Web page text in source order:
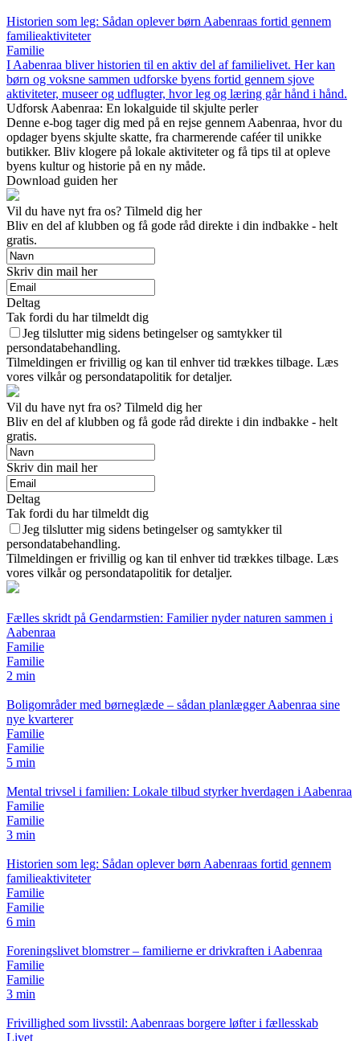
Historien som leg: Sådan oplever børn Aabenraas fortid gennem
familieaktiviteter
Familie
I Aabenraa bliver historien til en aktiv del af familielivet. Her kan
børn og voksne sammen udforske byens fortid gennem sjove
aktiviteter, museer og udflugter, hvor leg og læring går hånd i hånd.
Udforsk Aabenraa: En lokalguide til skjulte perler
Denne e-bog tager dig med på en rejse gennem Aabenraa, hvor du
opdager byens skjulte skatte, fra charmerende caféer til unikke
butikker. Bliv klogere på lokale aktiviteter og få tips til at opleve
byens kultur og historie på en ny måde.
Download guiden her
Vil du have nyt fra os? Tilmeld dig her
Bliv en del af klubben og få gode råd direkte i din indbakke - helt
gratis.
Skriv din mail her
Deltag
Tak fordi du har tilmeldt dig
Jeg tilslutter mig sidens betingelser og samtykker til
persondatabehandling.
Tilmeldingen er frivillig og kan til enhver tid trækkes tilbage. Læs
vores vilkår og persondatapolitik for detaljer.
Vil du have nyt fra os? Tilmeld dig her
Bliv en del af klubben og få gode råd direkte i din indbakke - helt
gratis.
Skriv din mail her
Deltag
Tak fordi du har tilmeldt dig
Jeg tilslutter mig sidens betingelser og samtykker til
persondatabehandling.
Tilmeldingen er frivillig og kan til enhver tid trækkes tilbage. Læs
vores vilkår og persondatapolitik for detaljer.
Fælles skridt på Gendarmstien: Familier nyder naturen sammen i
Aabenraa
Familie
Familie
2 min
Boligområder med børneglæde – sådan planlægger Aabenraa sine
nye kvarterer
Familie
Familie
5 min
Mental trivsel i familien: Lokale tilbud styrker hverdagen i Aabenraa
Familie
Familie
3 min
Historien som leg: Sådan oplever børn Aabenraas fortid gennem
familieaktiviteter
Familie
Familie
6 min
Foreningslivet blomstrer – familierne er drivkraften i Aabenraa
Familie
Familie
3 min
Frivillighed som livsstil: Aabenraas borgere løfter i fællesskab
Livet